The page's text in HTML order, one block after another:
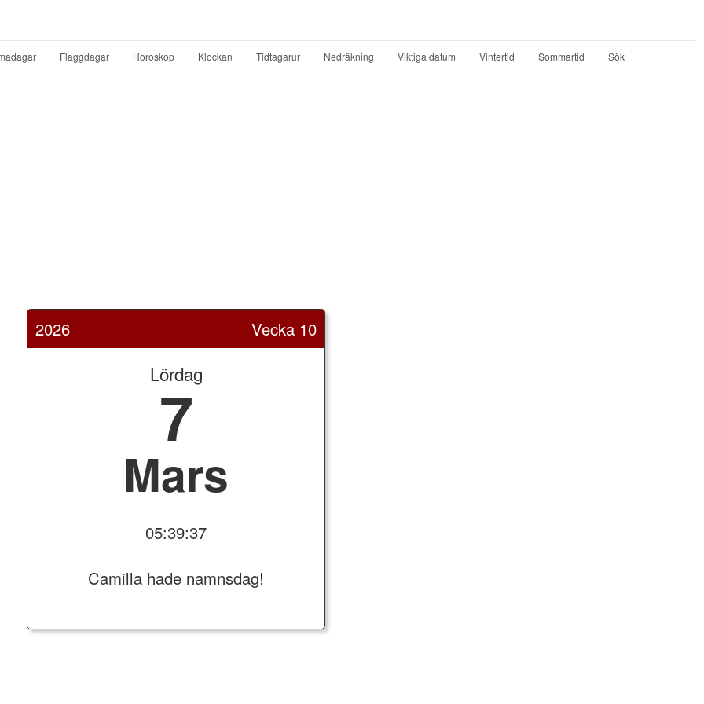
Flaggdagar Horoskop Klockan Tidtagarur Nedräkning Viktiga datum Vintertid Sommartid Sök
2026 Vecka 10
Lördag
7
Mars
05:39:37
Camilla hade namnsdag!